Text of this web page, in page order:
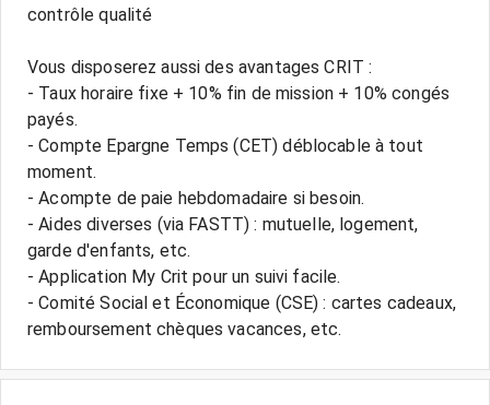
contrôle qualité
Vous disposerez aussi des avantages CRIT :
- Taux horaire fixe + 10% fin de mission + 10% congés
payés.
- Compte Epargne Temps (CET) déblocable à tout
moment.
- Acompte de paie hebdomadaire si besoin.
- Aides diverses (via FASTT) : mutuelle, logement,
garde d'enfants, etc.
- Application My Crit pour un suivi facile.
- Comité Social et Économique (CSE) : cartes cadeaux,